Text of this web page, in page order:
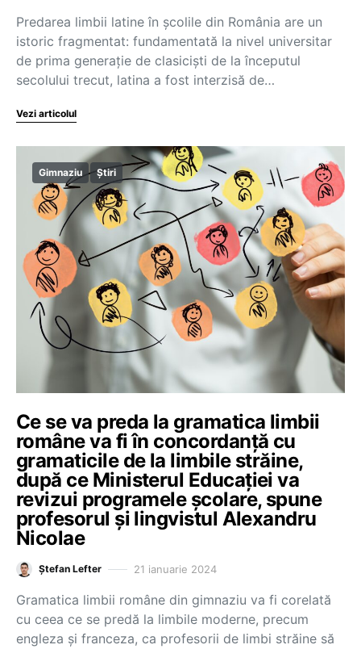
Predarea limbii latine în școlile din România are un
istoric fragmentat: fundamentată la nivel universitar
de prima generație de clasiciști de la începutul
secolului trecut, latina a fost interzisă de…
Vezi articolul
Gimnaziu Știri
Ce se va preda la gramatica limbii
române va fi în concordanță cu
gramaticile de la limbile străine,
după ce Ministerul Educației va
revizui programele școlare, spune
profesorul și lingvistul Alexandru
Nicolae
Ștefan Lefter 21 ianuarie 2024
Gramatica limbii române din gimnaziu va fi corelată
cu ceea ce se predă la limbile moderne, precum
engleza și franceza, ca profesorii de limbi străine să